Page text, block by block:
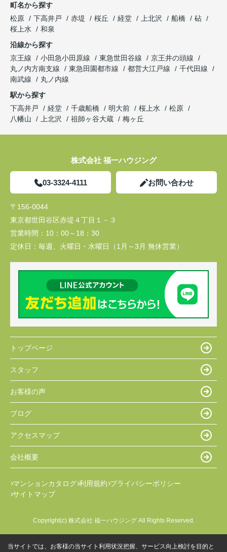
町名から探す
松原
下高井戸 赤堤 桜丘 経堂 上北沢 船橋
砧
桜上水
和泉
沿線から探す
京王線
小田急小田原線 東急世田谷線
京王井の頭線
丸ノ内方南支線
東急田園都市線 都営大江戸線
千代田線
南武線
丸ノ内線
駅から探す
下高井戸
経堂 千歳船橋 明大前 桜上水
松原
八幡山
上北沢 祖師ヶ谷大蔵 梅ヶ丘
株式会社 福一ハウジング
03-3324-4111 お問い合わせ
〒156-0044
東京都世田谷区赤堤４丁目１－３
営業時間： 10：00～18：30
定休日： 毎週、火曜日・水曜日（1月～3月 無休営業）
トップページ
スタッフ
お客様の声
ブログ
アクセスマップ
会社概要
マンションカタログ 利用規約 プライバシーポリシー
サイトマップ
Copyright(c) 株式会社 福一ハウジング All Rights Reserved.
当サイトでは、お客様の当サイト利用状況把握、サービス向上検討を目的と